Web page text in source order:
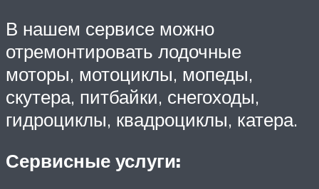
В нашем сервисе можно
отремонтировать лодочные
моторы, мотоциклы, мопеды,
скутера, питбайки, снегоходы,
гидроциклы, квадроциклы, катера.
Сервисные услуги: